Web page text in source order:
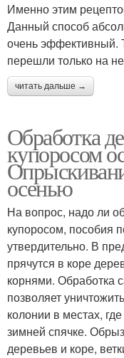
Именно этим
Данный способ
очень эффективный.
перешли только на
читать дальше →
Обработка
купоросом
осенью
На вопрос, надо ли
купоросом, пособия
утвердительно. В
прячутся в коре
корнями. Обработка
позволяет
колонии в местах,
зимней спячке.
деревьев и коре,